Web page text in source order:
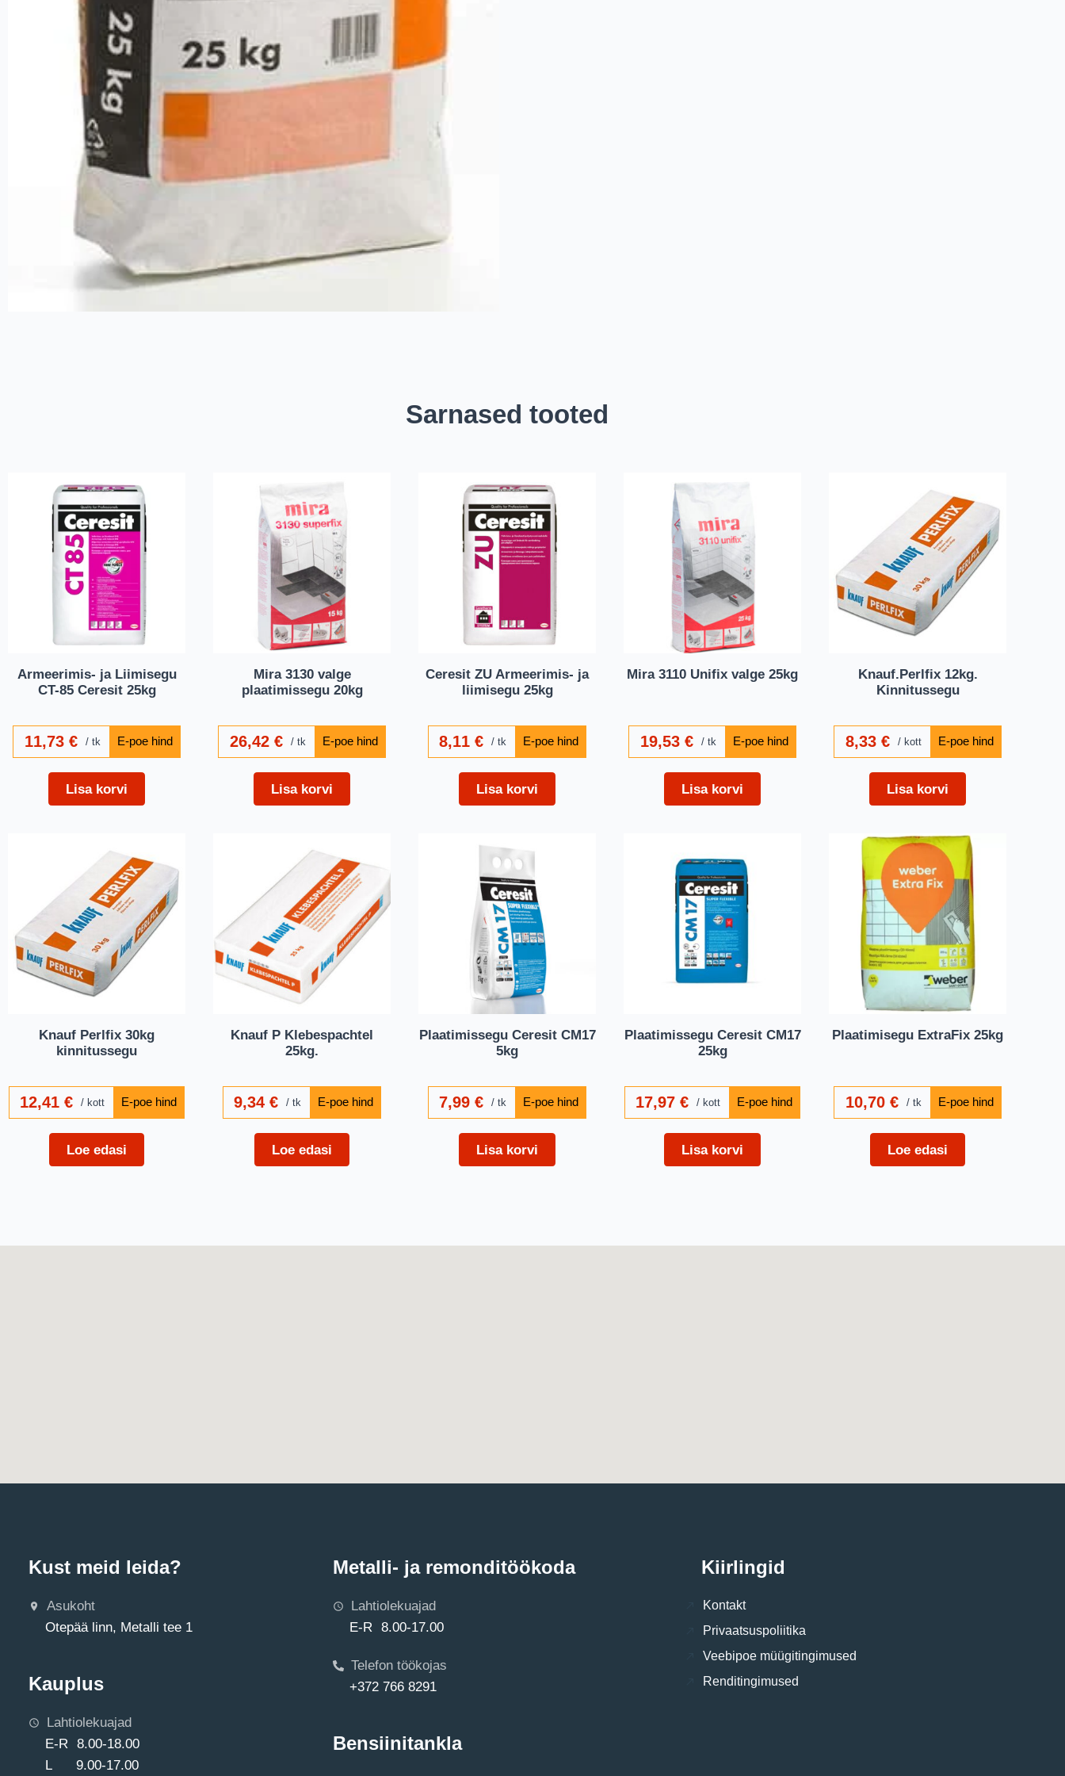
Sarnased tooted
Armeerimis- ja Liimisegu
CT-85 Ceresit 25kg
11,73 € tk
Lisa korvi
Mira 3130 valge
plaatimissegu 20kg
26,42 € tk
Lisa korvi
Ceresit ZU Armeerimis- ja
liimisegu 25kg
8,11€ tk
Lisa korvi
Mira 3110 Unifix valge 25kg
19,53 € tk
Lisa korvi
Knauf.Perlfix 12kg.
Kinnitussegu
8,33 € kott
Lisa korvi
Knauf Perlfix 30kg
kinnitussegu
12,41€ kott
Loe edasi
Knauf P Klebespachtel
25kg.
9,34€ tk
Loe edasi
Plaatimissegu Ceresit CM17
5kg
7,99€ tk
Lisa korvi
Plaatimissegu Ceresit CM17
25kg
17,97€ kott
Lisa korvi
Plaatimisegu ExtraFix 25kg
10,70 € tk
Loe edasi
Kust meid leida?
Asukoht
Otepää linn, Metalli tee 1
Kauplus
Lahtiolekuajad
E-R 8.00-18.00
L 9.00-17.00
Metalli- ja remonditöökoda
Lahtiolekuajad
E-R 8.00-17.00
Telefon töökojas
+372 766 8291
Bensiinitankla
Kiirlingid
Kontakt
Privaatsuspoliitika
Veebipoe müügitingimused
Renditingimused